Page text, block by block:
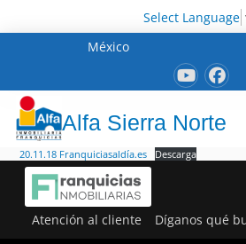
Select Language
México
Alfa Sierra Norte
20.11.18 Franquiciasaldía.es Descarga
Atención al cliente Díganos qué